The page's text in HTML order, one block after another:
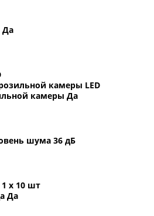
Да
камеры LED
камеры Да
шума 36 дБ
х 10 шт
Да